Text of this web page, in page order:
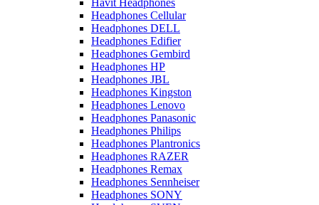
Havit Headphones
Headphones Cellular
Headphones DELL
Headphones Edifier
Headphones Gembird
Headphones HP
Headphones JBL
Headphones Kingston
Headphones Lenovo
Headphones Panasonic
Headphones Philips
Headphones Plantronics
Headphones RAZER
Headphones Remax
Headphones Sennheiser
Headphones SONY